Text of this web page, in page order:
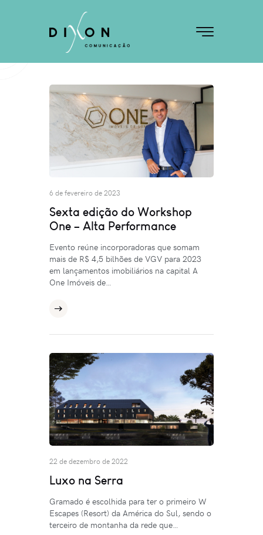
6 de fevereiro de 2023
Sexta edição do Workshop
One – Alta Performance
Evento reúne incorporadoras que somam
mais de R$ 4,5 bilhões de VGV para 2023
em lançamentos imobiliários na capital A
One Imóveis de…
22 de dezembro de 2022
Luxo na Serra
Gramado é escolhida para ter o primeiro W
Escapes (Resort) da América do Sul, sendo o
terceiro de montanha da rede que…